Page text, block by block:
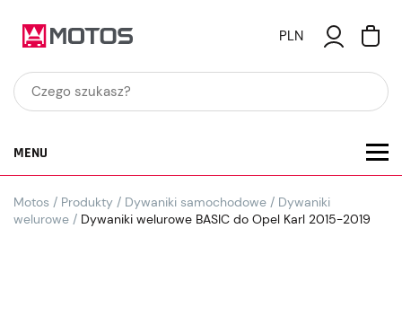
PLN
MENU
Motos / Produkty / Dywaniki samochodowe / Dywaniki
welurowe / Dywaniki welurowe BASIC do Opel Karl 2015-2019